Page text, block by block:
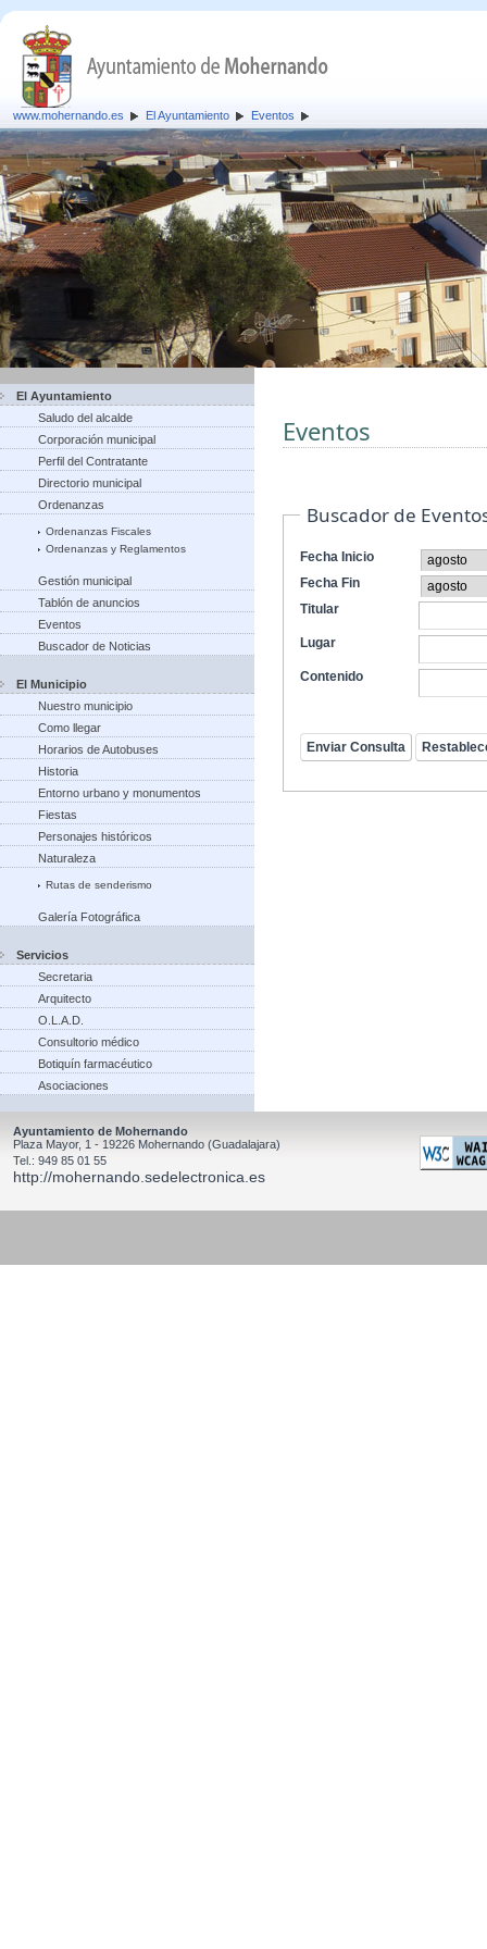
www.mohernando.es El Ayuntamiento Eventos
El Ayuntamiento
Saludo del alcalde
Corporación municipal
Perfil del Contratante
Directorio municipal
Ordenanzas
Ordenanzas Fiscales
Ordenanzas y Reglamentos
Gestión municipal
Tablón de anuncios
Eventos
Buscador de Noticias
El Municipio
Nuestro municipio
Como llegar
Horarios de Autobuses
Historia
Entorno urbano y monumentos
Fiestas
Personajes históricos
Naturaleza
Rutas de senderismo
Galería Fotográfica
Servicios
Secretaria
Arquitecto
O.L.A.D.
Consultorio médico
Botiquín farmacéutico
Asociaciones
Eventos
Buscador de
Fecha Inicio
Fecha Fin
Titular
Lugar
Contenido
Ayuntamiento de Mohernando
Plaza Mayor, 1 - 19226 Mohernando (Guadalajara)
Tel.: 949 85 01 55
http://mohernando.sedelectronica.es